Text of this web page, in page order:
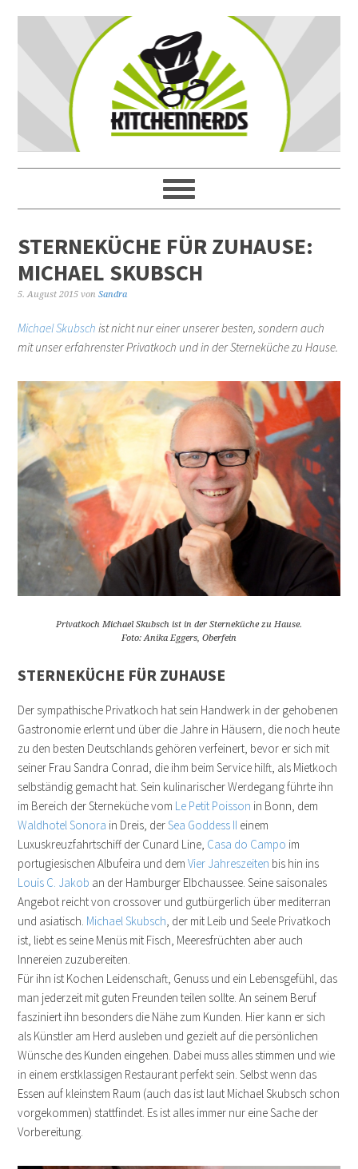
STERNEKÜCHE FÜR ZUHAUSE:
MICHAEL SKUBSCH
5. August 2015 vonSandra
Michael Skubsch ist nicht nur einer unserer besten, sondern auch
mit unser erfahrenster Privatkoch und in der Sterneküche zu Hause.
Privatkoch Michael Skubsch ist in der Sterneküche zu Hause.
Foto: Anika Eggers, Oberfein
STERNEKÜCHE FÜR ZUHAUSE
Der sympathische Privatkoch hat sein Handwerk in der gehobenen
Gastronomie erlernt und über die Jahre in Häusern, die noch heute
zu den besten Deutschlands gehören verfeinert, bevor er sich mit
seiner Frau Sandra Conrad, die ihm beim Service hilft, als Mietkoch
selbständig gemacht hat. Sein kulinarischer Werdegang führte ihn
im Bereich der Sterneküche vom Le Petit Poisson in Bonn, dem
Waldhotel Sonora in Dreis, derSea Goddess II einem
Luxuskreuzfahrtschiff der Cunard Line, Casa do Campo im
portugiesischen Albufeira und demVier Jahreszeiten bis hin ins
Louis C. Jakob an der Hamburger Elbchaussee. Seine saisonales
Angebot reicht von crossover und gutbürgerlich über mediterran
und asiatisch. Michael Skubsch, der mit Leib und Seele Privatkoch
ist, liebt es seine Menüs mit Fisch, Meeresfrüchten aber auch
Innereien zuzubereiten.
Für ihn ist Kochen Leidenschaft, Genuss und ein Lebensgefühl, das
man jederzeit mit guten Freunden teilen sollte. An seinem Beruf
fasziniert ihn besonders die Nähe zum Kunden. Hier kann er sich
als Künstler am Herd ausleben und gezielt auf die persönlichen
Wünsche des Kunden eingehen. Dabei muss alles stimmen und wie
in einem erstklassigen Restaurant perfekt sein. Selbst wenn das
Essen auf kleinstem Raum (auch das ist laut Michael Skubsch schon
vorgekommen) stattfindet. Es ist alles immer nur eine Sache der
Vorbereitung.